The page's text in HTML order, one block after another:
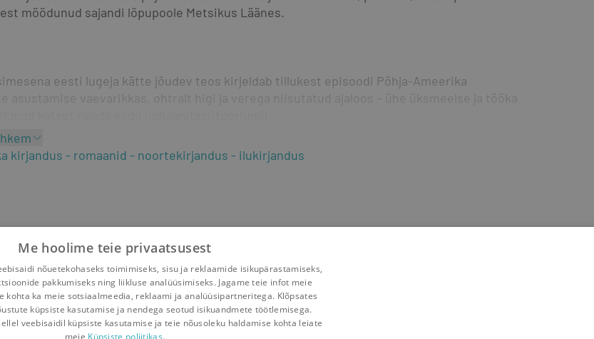
möödunud sajandi lõpupoole Metsikus Läänes.
eesti lugeja kätte jõudev teos kirjeldab tillukest episoodi Põhja-Ameerika
kirjandus
romaanid noortekirjandus ilukirjandus
Me hoolime teie privaatsusest
nõuetekohaseks toimimiseks, sisu ja reklaamide isikupärastamiseks,
pakkumiseks ning liikluse analüüsimiseks. Jagame teie infot meie
kohta ka meie sotsiaalmeedia, reklaami ja analüüsipartneritega. Klõpsates
küpsiste kasutamise ja nendega seotud isikuandmete töötlemisega.
veebisaidil küpsiste kasutamise ja teie nõusoleku haldamise kohta leiate
meie Küpsiste poliitikas.